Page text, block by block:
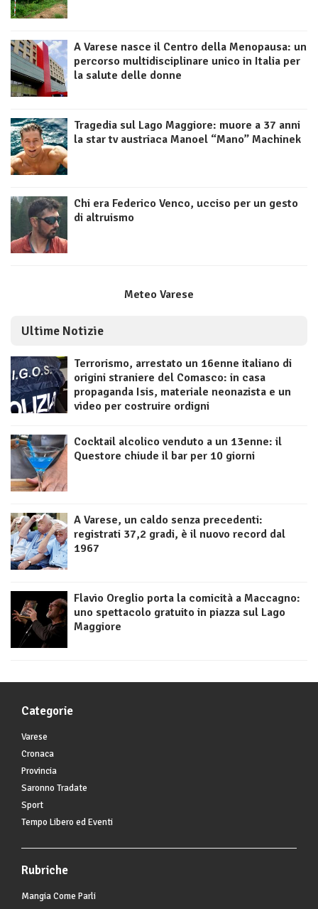
A Varese nasce il Centro della Menopausa: un
percorso multidisciplinare unico in Italia per
la salute delle donne
Tragedia sul Lago Maggiore: muore a 37 anni
la star tv austriaca Manoel “Mano” Machinek
Chi era Federico Venco, ucciso per un gesto
di altruismo
Meteo Varese
Ultime Notizie
Terrorismo, arrestato un 16enne italiano di
origini straniere del Comasco: in casa
propaganda Isis, materiale neonazista e un
video per costruire ordigni
Cocktail alcolico venduto a un 13enne: il
Questore chiude il bar per 10 giorni
A Varese, un caldo senza precedenti:
registrati 37,2 gradi, è il nuovo record dal
1967
Flavio Oreglio porta la comicità a Maccagno:
uno spettacolo gratuito in piazza sul Lago
Maggiore
Categorie
Varese
Cronaca
Provincia
Saronno Tradate
Sport
Tempo Libero ed Eventi
Rubriche
Mangia Come Parli